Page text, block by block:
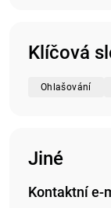
Klíčová
Ohlašování
Jiné
Kontaktní e-